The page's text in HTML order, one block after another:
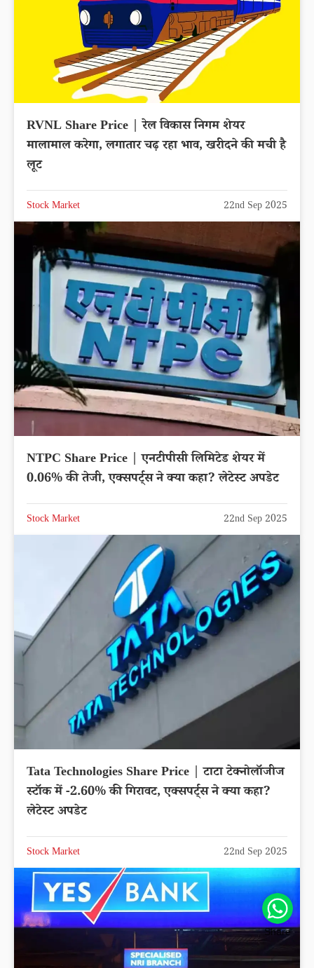
RVNL Share Price | रेल विकास निगम शेयर
मालामाल करेगा, लगातार चढ़ रहा भाव, खरीदने की मची है
लूट
Stock Market 22nd Sep 2025
NTPC Share Price | एनटीपीसी लिमिटेड शेयर में
0.06% की तेजी, एक्सपर्ट्स ने क्या कहा? लेटेस्ट अपडेट
Stock Market 22nd Sep 2025
Tata Technologies Share Price | टाटा टेक्नोलॉजीज
स्टॉक में -2.60% की गिरावट, एक्सपर्ट्स ने क्या कहा?
लेटेस्ट अपडेट
Stock Market 22nd Sep 2025
Share